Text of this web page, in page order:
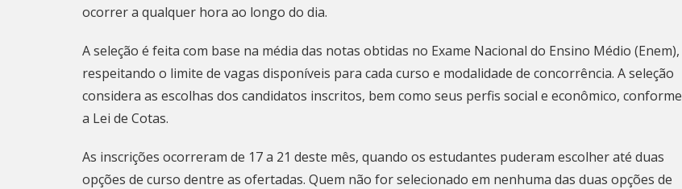
ocorrer a qualquer hora ao longo do dia.
A seleção é feita com base na média das notas obtidas no Exame Nacional do Ensino Médio (Enem),
respeitando o limite de vagas disponíveis para cada curso e modalidade de concorrência. A seleção
considera as escolhas dos candidatos inscritos, bem como seus perfis social e econômico, conforme
a Lei de Cotas.
As inscrições ocorreram de 17 a 21 deste mês, quando os estudantes puderam escolher até duas
opções de curso dentre as ofertadas. Quem não for selecionado em nenhuma das duas opções de